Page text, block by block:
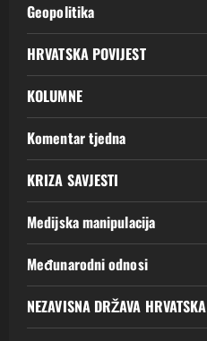
Geopolitika
HRVATSKA POVIJEST
KOLUMNE
Komentar tjedna
KRIZA SAVJESTI
Medijska manipulacija
Međunarodni odnosi
NEZAVISNA DRŽAVA HRVATSKA